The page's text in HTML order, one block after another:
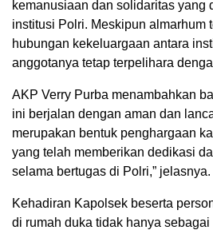
kemanusiaan dan solidaritas yang
institusi Polri. Meskipun almarhum
hubungan kekeluargaan antara
anggotanya tetap terpelihara
AKP Verry Purba menambahkan
ini berjalan dengan aman dan
merupakan bentuk penghargaan
yang telah memberikan dedikasi
selama bertugas di Polri,” jelasnya.
Kehadiran Kapolsek beserta
di rumah duka tidak hanya